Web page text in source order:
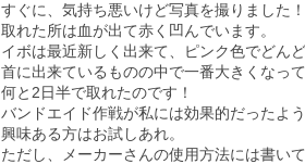
すぐに、気持ち悪いけど写真を撮りました！
取れた所は血が出て赤く凹んでいます。
イボは最近新しく出来て、ピンク色でどん
首に出来ているものの中で一番大きくなって
何と2日半で取れたのです！
バンドエイド作戦が私には効果的だったよう
興味ある方はお試しあれ。
ただし、メーカーさんの使用方法には書い